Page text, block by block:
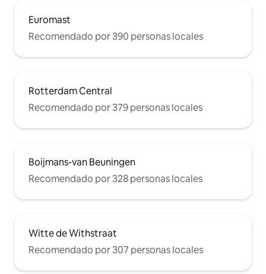
Euromast
Recomendado por 390 personas locales
Rotterdam Central
Recomendado por 379 personas locales
Boijmans-van Beuningen
Recomendado por 328 personas locales
Witte de Withstraat
Recomendado por 307 personas locales